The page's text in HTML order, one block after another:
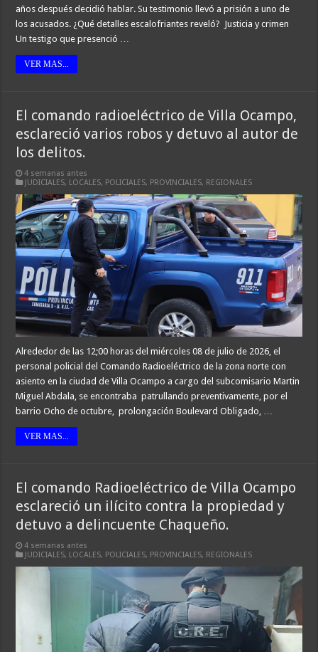
años después decidió hablar. Su testimonio llevó a prisión a uno de
los acusados. ¿Qué detalles escalofriantes reveló? Justicia y crimen
Un testigo que presenció …
VER MAS...
El comando radioeléctrico de Villa Ocampo,
esclareció varios robos y detuvo al autor de
los delitos.
4 semanas antes
JUDICIALES, LOCALES, POLICIALES, PROVINCIALES, REGIONALES
Alrededor de las 12;00 horas del miércoles 08 de julio de 2026, el
personal policial del Comando Radioeléctrico de la zona norte con
asiento en la ciudad de Villa Ocampo a cargo del subcomisario Martin
Miguel Abdala, se encontraba patrullando preventivamente, por el
barrio Ocho de octubre, prolongación Boulevard Obligado, …
VER MAS...
El comando Radioeléctrico de Villa Ocampo
esclareció un ilícito contra la propiedad y
detuvo a delincuente Chaqueño.
4 semanas antes
JUDICIALES, LOCALES, POLICIALES, PROVINCIALES, REGIONALES